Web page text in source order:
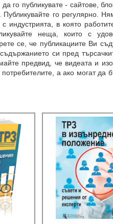
го публикувате - сайтове,
го регулярно.
индустрията, в която
неща, които с
се, че публикациите Ви
си пред
предвид, че видеата и
а ако могат да